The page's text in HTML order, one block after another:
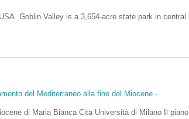
Goblin Valley is a 3,654-acre state park in central
del Mediterraneo alla fine del Miocene -
di Maria Bianca Cita Università di Milano Il piano